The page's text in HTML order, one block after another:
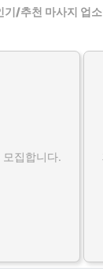
기/추천 마사지 업
집합니다.